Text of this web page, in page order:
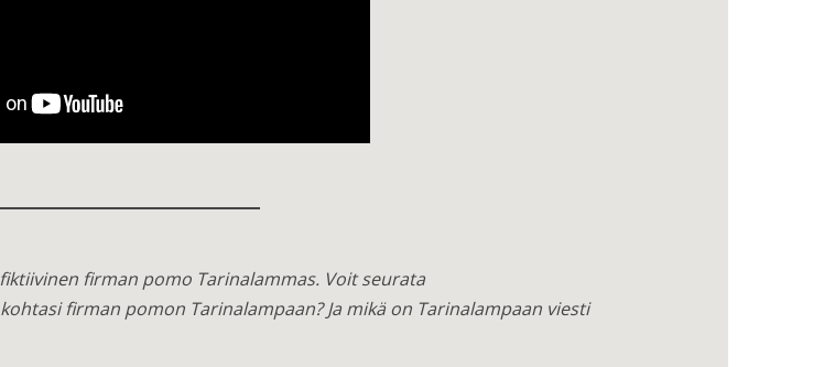
firman pomo Tarinalammas. Voit seurata
firman pomon Tarinalampaan? Ja mikä on Tarinalampaan viesti